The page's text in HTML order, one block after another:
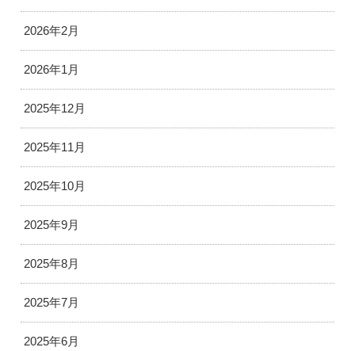
2026年2月
2026年1月
2025年12月
2025年11月
2025年10月
2025年9月
2025年8月
2025年7月
2025年6月